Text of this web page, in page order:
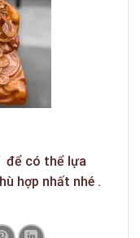
để có thể lựa
hợp nhất nhé .